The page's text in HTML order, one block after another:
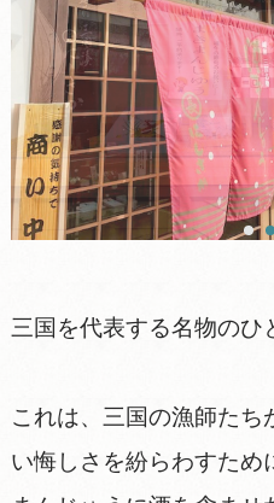
三国を代表する名物のひ
これは、三国の漁師たち
い悔しさを紛らわすため